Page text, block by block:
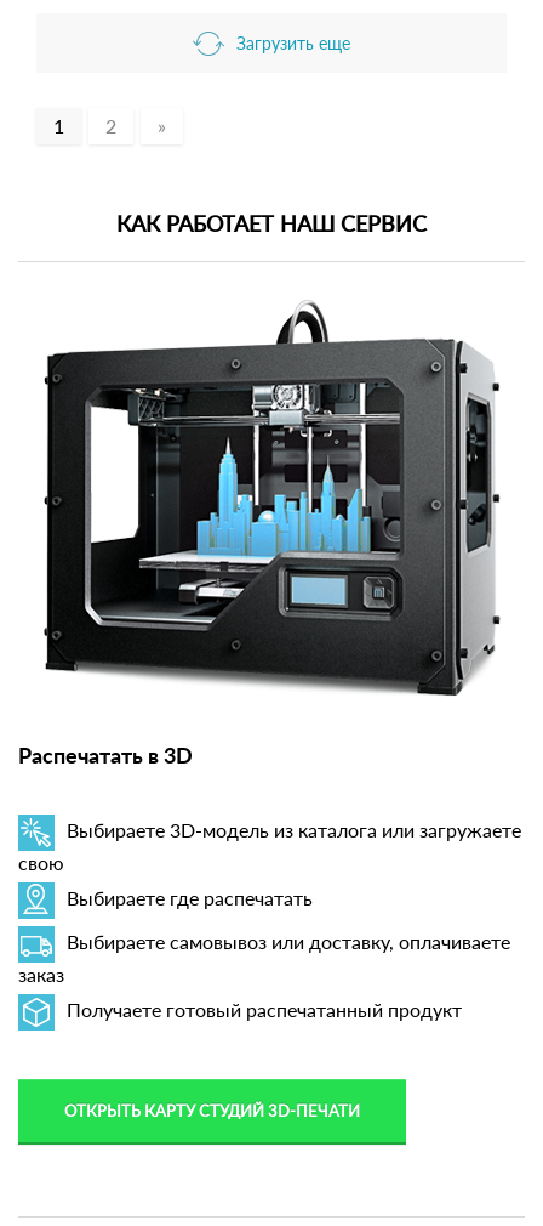
Загрузить еще
1 2 »
КАК РАБОТАЕТ НАШ СЕРВИС
Распечатать в 3D
Выбираете 3D-модель из каталога или загружаете
свою
Выбираете где распечатать
Выбираете самовывоз или доставку, оплачиваете
заказ
Получаете готовый распечатанный продукт
ОТКРЫТЬ КАРТУ СТУДИЙ 3D-ПЕЧАТИ